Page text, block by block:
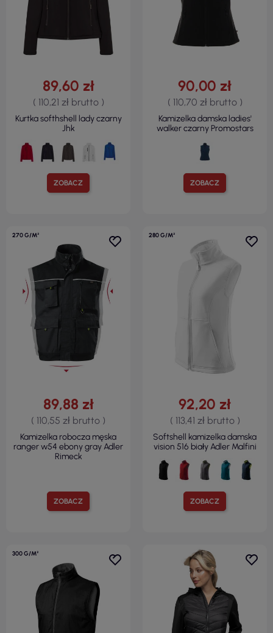
ZOBACZ
89,60 zł
( 110,21 zł brutto )
Kurtka softhshell lady czarny
Jhk
ZOBACZ
90,00 zł
( 110,70 zł brutto )
Kamizelka damska ladies'
walker czarny Promostars
270 G/M²
ZOBACZ
89,88 zł
( 110,55 zł brutto )
Kamizelka robocza męska
ranger w54 ebony gray Adler
Rimeck
280 G/M²
ZOBACZ
92,20 zł
( 113,41 zł brutto )
Softshell kamizelka damska
vision 516 biały Adler Malfini
300 G/M²